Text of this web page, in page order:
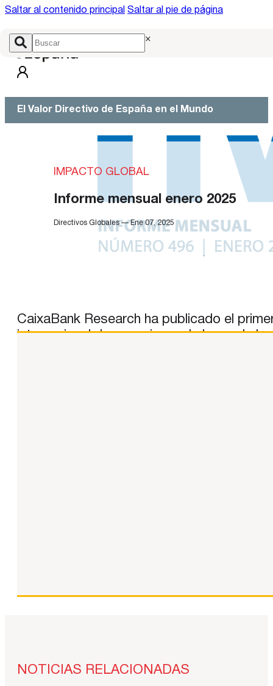
Saltar al contenido principal Saltar al pie de página
×
El Valor Directivo de España en el Mundo
IMPACTO GLOBAL
Informe mensual enero 2025
Directivos Globales — Ene 07, 2025
CaixaBank Research ha publicado el
internacional de negocios y el ahorro de
NOTICIAS RELACIONADAS